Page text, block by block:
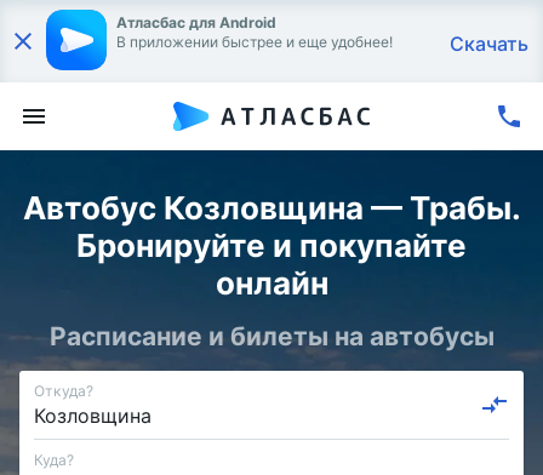
Атласбас для Android
В приложении быстрее и еще удобнее!
Скачать
Автобус Козловщина — Трабы.
Бронируйте и покупайте
онлайн
Расписание и билеты на автобусы
Откуда?
Куда?